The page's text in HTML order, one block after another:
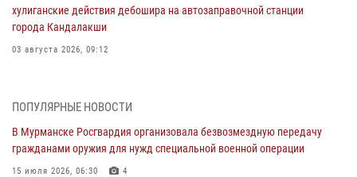
хулиганские действия дебошира на автозаправочной станции
города Кандалакши
03 августа 2026, 09:12
комиссий в преддверии выборов
31 июля 2026, 08:48 3
Сотрудники Росгвардии задержали мужчину, не оплатившего счет в
ПОПУЛЯРНЫЕ НОВОСТИ
В Мурманске Росгвардия организовала безвозмездную передачу
гражданами оружия для нужд специальной военной операции
15 июля 2026, 06:30 4